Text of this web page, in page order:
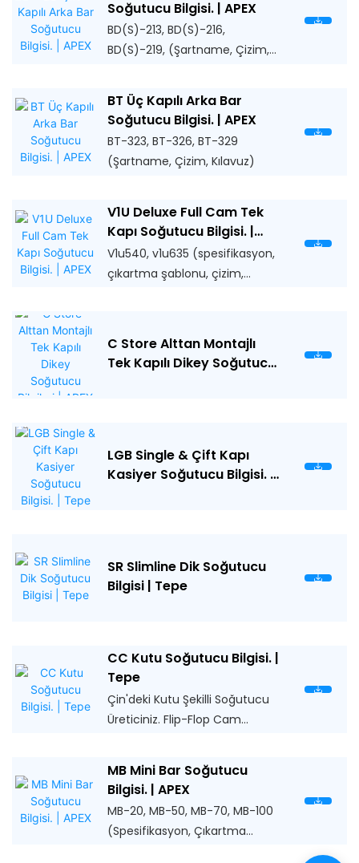
Soğutucu Bilgisi. | APEX
BD(S)-213, BD(S)-216,
BD(S)-219, (Şartname, Çizim,
BT Üç Kapılı Arka Bar
Soğutucu Bilgisi. | APEX
BT-323, BT-326, BT-329
(Şartname, Çizim, Kılavuz)
V1U Deluxe Full Cam Tek
Kapı Soğutucu Bilgisi. |
APEX
V1u540, v1u635 (spesifikasyon,
çıkartma şablonu, çizim,
C Store Alttan Montajlı
Tek Kapılı Dikey Soğutucu
LGB Single & Çift Kapı
Kasiyer Soğutucu Bilgisi. |
SR Slimline Dik Soğutucu
Bilgisi | Tepe
CC Kutu Soğutucu Bilgisi. |
Tepe
Çin'deki Kutu Şekilli Soğutucu
Üreticiniz. Flip-Flop Cam
Tüketiciler her iki taraftan da
erişebiliyordu. İçecek
tanıtımında popüler
MB Mini Bar Soğutucu
Bilgisi. | APEX
MB-20, MB-50, MB-70, MB-100
(Spesifikasyon, Çıkartma